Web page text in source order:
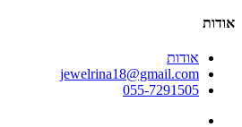
אודות
אודות
jewelrina18@gmail.com
055-7291505